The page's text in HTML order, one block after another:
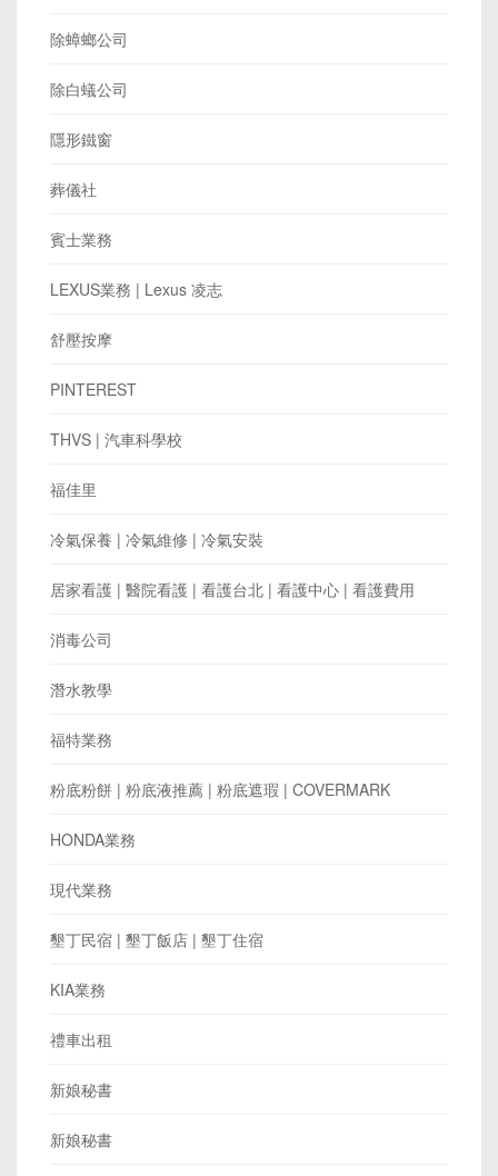
除蟑螂公司
除白蟻公司
隱形鐵窗
葬儀社
賓士業務
LEXUS業務 | Lexus 凌志
舒壓按摩
PINTEREST
THVS | 汽車科學校
福佳里
冷氣保養 | 冷氣維修 | 冷氣安裝
居家看護 | 醫院看護 | 看護台北 | 看護中心 | 看護費用
消毒公司
潛水教學
福特業務
粉底粉餅 | 粉底液推薦 | 粉底遮瑕 | COVERMARK
HONDA業務
現代業務
墾丁民宿 | 墾丁飯店 | 墾丁住宿
KIA業務
禮車出租
新娘秘書
新娘秘書